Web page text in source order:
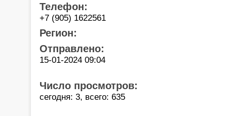
Телефон:
+7 (905) 1622561
Регион:
Отправлено:
15-01-2024 09:04
Число просмотров:
сегодня: 3, всего: 635